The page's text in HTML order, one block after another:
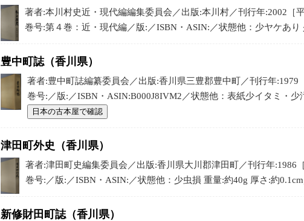
著者:本川村史近・現代編編集委員会／出版:本川村／刊行年:2002［
巻号:第４巻：近・現代編／版:／ISBN・ASIN:／状態他：少ヤケあ
豊中町誌（香川県）
著者:豊中町誌編纂委員会／出版:香川県三豊郡豊中町／刊行年:1979
巻号:／版:／ISBN・ASIN:B000J8IVM2／状態他：表紙少イタミ・
日本の古本屋で確認
津田町外史（香川県）
著者:津田町史編集委員会／出版:香川県大川郡津田町／刊行年:1986
巻号:／版:／ISBN・ASIN:／状態他：少虫損 重量:約40g 厚さ:約0.1cm
新修財田町誌（香川県）